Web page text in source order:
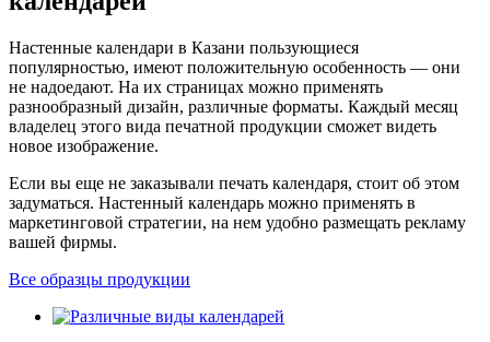
Настенные календари в Казани пользующиеся
популярностью, имеют положительную особенность — они
не надоедают. На их страницах можно применять
разнообразный дизайн, различные форматы. Каждый месяц
владелец этого вида печатной продукции сможет видеть
новое изображение.
Если вы еще не заказывали печать календаря, стоит об этом
задуматься. Настенный календарь можно применять в
маркетинговой стратегии, на нем удобно размещать рекламу
вашей фирмы.
Все образцы продукции